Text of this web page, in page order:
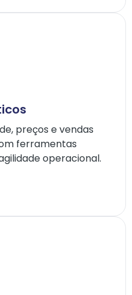
preços e vendas
ferramentas
operacional.